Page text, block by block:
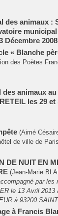
des animaux :
Décembre 2008
« Blanche
des Poètes
des animaux
les 29 et
(Aimé
de ville de
DE NUIT EN
(Jean-Marie
par
le 13 Avril
à 93200
à Francis